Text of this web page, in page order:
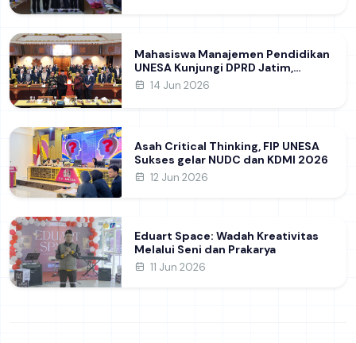
Ilmiah Internasional dukung SDG 4
Mahasiswa Manajemen Pendidikan
UNESA Kunjungi DPRD Jatim,
Perdalam Pemahaman Kebijakan
14 Jun 2026
Asah Critical Thinking, FIP UNESA
Sukses gelar NUDC dan KDMI 2026
12 Jun 2026
Eduart Space: Wadah Kreativitas
Melalui Seni dan Prakarya
11 Jun 2026